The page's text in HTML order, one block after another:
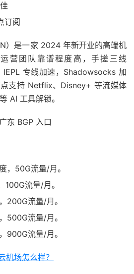
订阅
）是一家 2024 年新开业的高端机
营团队靠谱程度高，手搓三线
IEPL 专线加速，Shadowsocks 加
支持 Netflix、Disney+ 等流媒体
AI 工具解锁。
东 BGP 入口
，50G流量/月。
100G流量/月。
200G流量/月。
500G流量/月。
900G流量/月。
机场怎么样？